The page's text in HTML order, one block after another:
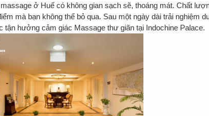
ở Huế có không gian sạch sẽ, thoáng mát. Chất
mà bạn không thể bỏ qua. Sau một ngày dài trải nghiệm
tận hưởng cảm giác Massage thư giãn tại Indochine Palace.